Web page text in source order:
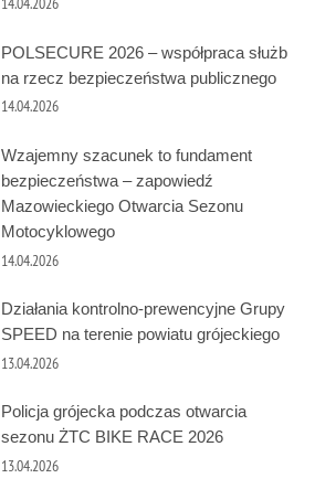
POLSECURE 2026 – współpraca służb
na rzecz bezpieczeństwa publicznego
14.04.2026
Wzajemny szacunek to fundament
bezpieczeństwa – zapowiedź
Mazowieckiego Otwarcia Sezonu
Motocyklowego
14.04.2026
Działania kontrolno‑prewencyjne Grupy
SPEED na terenie powiatu grójeckiego
13.04.2026
Policja grójecka podczas otwarcia
sezonu ŻTC BIKE RACE 2026
13.04.2026